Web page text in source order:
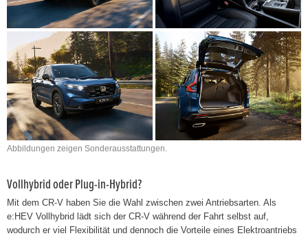
Abbildungen zeigen Sonderausstattungen.
Vollhybrid oder Plug-in-Hybrid?
Mit dem CR-V haben Sie die Wahl zwischen zwei Antriebsarten. Als
e:HEV Vollhybrid lädt sich der CR-V während der Fahrt selbst auf,
wodurch er viel Flexibilität und dennoch die Vorteile eines Elektroantriebs